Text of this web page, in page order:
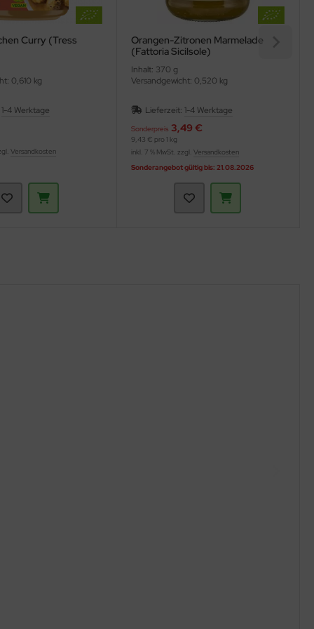
Curry (Tress
0,610 kg
1-4 Werktage
Versandkosten
Orangen-Zitronen Marmelade
(Fattoria Sicilsole)
Inhalt: 370 g
Versandgewicht: 0,520 kg
Lieferzeit: 1-4 Werktage
Sonderpreis 3,49 €
9,43 € pro 1 kg
inkl. 7 % MwSt. zzgl. Versandkosten
Sonderangebot gültig bis: 21.08.2026